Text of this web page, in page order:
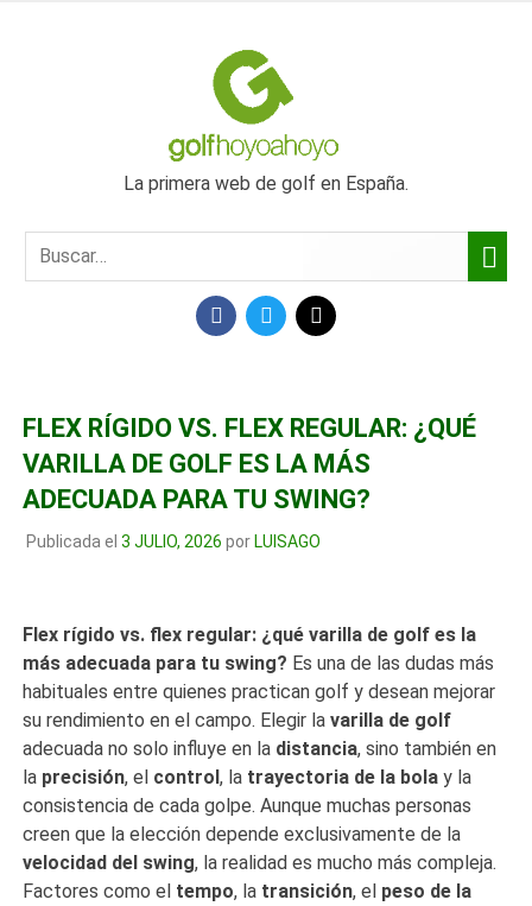
HOYO
La primera web de golf en España.
FACEBOOKTWITTER
MAIL
FLEX RÍGIDO VS. FLEX REGULAR: ¿QUÉ
VARILLA DE GOLF ES LA MÁS
ADECUADA PARA TU SWING?
Publicada el 3 JULIO, 2026 por LUISAGO
Flex rígido vs. flex regular: ¿qué varilla de golf es la
más adecuada para tu swing? Es una de las dudas más
habituales entre quienes practican golf y desean mejorar
su rendimiento en el campo. Elegir lavarilla de golf
adecuada no solo influye en la distancia, sino también en
la precisión, el control, la trayectoria de la bola y la
consistencia de cada golpe. Aunque muchas personas
creen que la elección depende exclusivamente de la
velocidad del swing, la realidad es mucho más compleja.
Factores como el tempo, la transición, el peso de la